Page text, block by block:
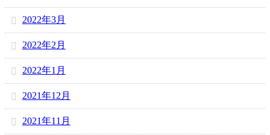
2022年3月
2022年2月
2022年1月
2021年12月
2021年11月